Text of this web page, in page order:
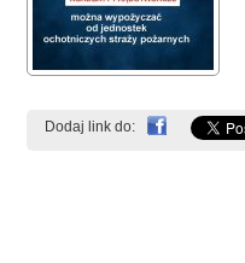
Dodaj link do: